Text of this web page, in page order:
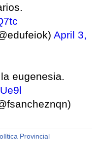
April 3,
eugenesia.
Provincial